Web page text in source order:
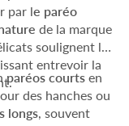
par le paréo
de la marque
soulignent la
entrevoir la
paréos courtsen
des hanches ou
longs, souvent